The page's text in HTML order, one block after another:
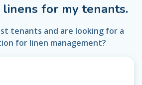
for my tenants.
tenants and are looking for a
for linen management?